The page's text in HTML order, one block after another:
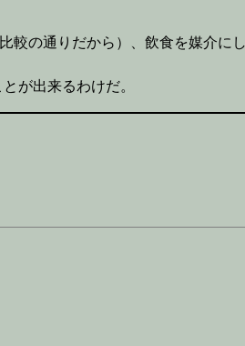
較の通りだから）、飲食を媒介に
が出来るわけだ。